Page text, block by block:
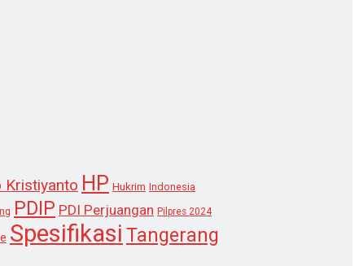
Kristiyanto HP Hukrim Indonesia
PDIP PDI Perjuangan Pilpres 2024
Spesifikasi Tangerang